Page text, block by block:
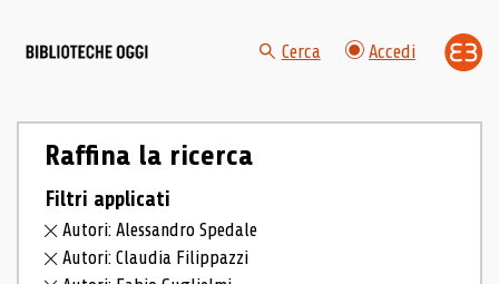
Cerca Accedi
Raffina la ricerca
Filtri applicati
Autori: Alessandro Spedale
Autori: Claudia Filippazzi